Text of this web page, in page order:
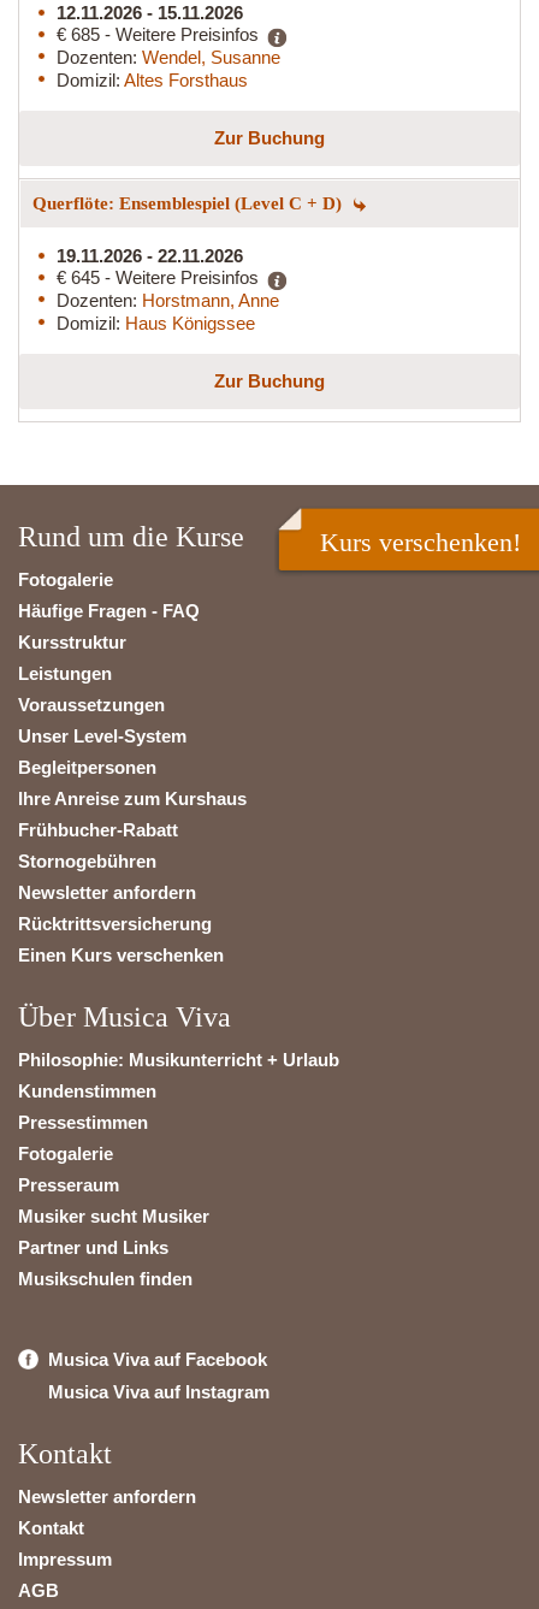
12.11.2026 - 15.11.2026
€ 685 - Weitere Preisinfos
Dozenten: Wendel, Susanne
Domizil: Altes Forsthaus
Zur Buchung
Querflöte: Ensemblespiel (Level C + D)
19.11.2026 - 22.11.2026
€ 645 - Weitere Preisinfos
Dozenten: Horstmann, Anne
Domizil: Haus Königssee
Zur Buchung
Rund um die Kurse
Fotogalerie
Häufige Fragen - FAQ
Kursstruktur
Leistungen
Voraussetzungen
Unser Level-System
Begleitpersonen
Ihre Anreise zum Kurshaus
Frühbucher-Rabatt
Stornogebühren
Newsletter anfordern
Rücktrittsversicherung
Einen Kurs verschenken
Über Musica Viva
Philosophie: Musikunterricht + Urlaub
Kundenstimmen
Pressestimmen
Fotogalerie
Presseraum
Musiker sucht Musiker
Partner und Links
Musikschulen finden
Musica Viva auf Facebook
Musica Viva auf Instagram
Kontakt
Newsletter anfordern
Kontakt
Impressum
AGB
Kurs verschenken!